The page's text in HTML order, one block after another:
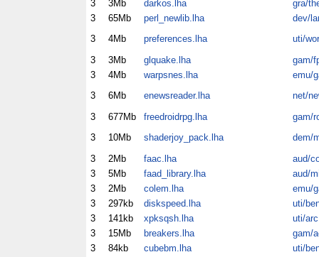
3 3Mb darkos.lha
gra/
3
65Mb perl_newlib.lha
dev/
3
4Mb preferences.lha
uti/wor
3
3Mb glquake.lha
gam/
3
4Mb warpsnes.lha
emu/
3
6Mb enewsreader.lha
net/
3
677Mb freedroidrpg.lha
gam/
3
10Mb shaderjoy_pack.lha
dem/
3
2Mb faac.lha
aud/
3
5Mb faad_library.lha
aud/
3
2Mb colem.lha
emu/
3
297kb diskspeed.lha
uti/
3
141kb xpksqsh.lha
uti/arc
3
15Mb breakers.lha
gam/
3
84kb cubebm.lha
uti/